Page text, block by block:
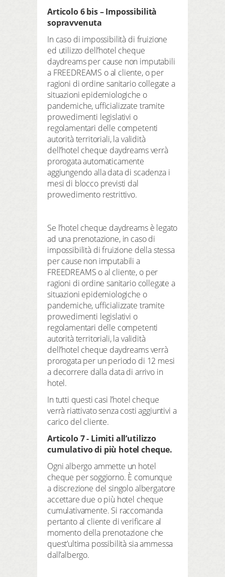
Articolo 6 bis – Impossibilità
sopravvenuta
In caso di impossibilità di fruizione
ed utilizzo dell’hotel cheque
daydreams per cause non imputabili
a FREEDREAMS o al cliente, o per
ragioni di ordine sanitario collegate a
situazioni epidemiologiche o
pandemiche, ufficializzate tramite
provvedimenti legislativi o
regolamentari delle competenti
autorità territoriali, la validità
dell’hotel cheque daydreams verrà
prorogata automaticamente
aggiungendo alla data di scadenza i
mesi di blocco previsti dal
provvedimento restrittivo.
Se l’hotel cheque daydreams è legato
ad una prenotazione, in caso di
impossibilità di fruizione della stessa
per cause non imputabili a
FREEDREAMS o al cliente, o per
ragioni di ordine sanitario collegate a
situazioni epidemiologiche o
pandemiche, ufficializzate tramite
provvedimenti legislativi o
regolamentari delle competenti
autorità territoriali, la validità
dell’hotel cheque daydreams verrà
prorogata per un periodo di 12 mesi
a decorrere dalla data di arrivo in
hotel.
In tutti questi casi l’hotel cheque
verrà riattivato senza costi aggiuntivi a
carico del cliente.
Articolo 7 - Limiti all’utilizzo
cumulativo di più hotel cheque.
Ogni albergo ammette un hotel
cheque per soggiorno. È comunque
a discrezione del singolo albergatore
accettare due o più hotel cheque
cumulativamente. Si raccomanda
pertanto al cliente di verificare al
momento della prenotazione che
quest’ultima possibilità sia ammessa
dall’albergo.